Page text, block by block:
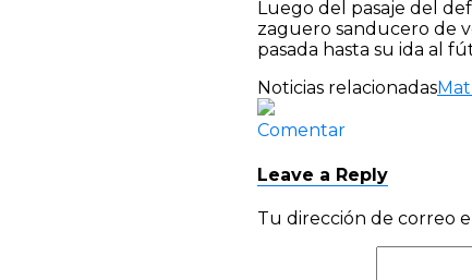
Luego del pasaje del
zaguero sanducero de
pasada hasta su ida al
Noticias relacionadas
Comentar
Leave a Reply
Tu dirección de correo